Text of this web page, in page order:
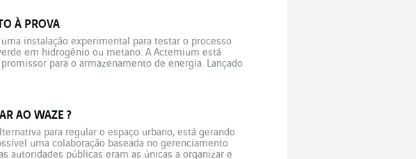
À PROVA
instalação experimental para testar o processo
em hidrogênio ou metano. A Actemium está
para o armazenamento de energia. Lançado
AO WAZE ?
para regular o espaço urbano, está gerando
uma colaboração baseada no gerenciamento
autoridades públicas eram as únicas a organizar e